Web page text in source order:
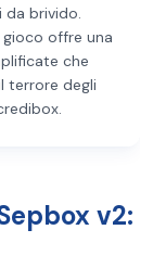
da brivido.
offre una
che
terrore degli
v2: